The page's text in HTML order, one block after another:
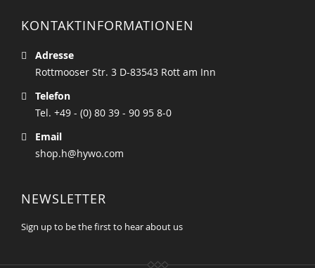
KONTAKTINFORMATIONEN
Adresse
Rottmooser Str. 3 D-83543 Rott am Inn
Telefon
Tel. +49 - (0) 80 39 - 90 95 8-0
Email
shop.h@hywo.com
NEWSLETTER
Sign up to be the first to hear about us